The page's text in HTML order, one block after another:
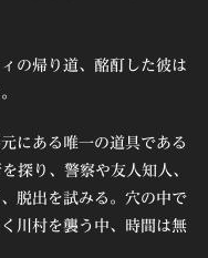
の帰り道、酩酊した彼は
にある唯一の道具である
探り、警察や友人知人、
脱出を試みる。穴の中で
川村を襲う中、時間は無